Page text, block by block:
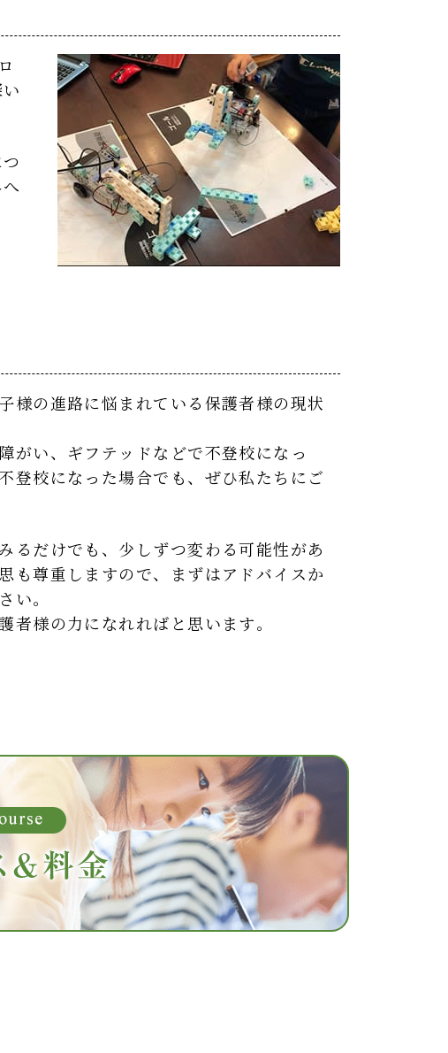
様の進路に悩まれている保護者様の現状
がい、ギフテッドなどで不登校になっ
登校になった場合でも、ぜひ私たちにご
るだけでも、少しずつ変わる可能性があ
も尊重しますので、まずはアドバイスか
い。
者様の力になれればと思います。